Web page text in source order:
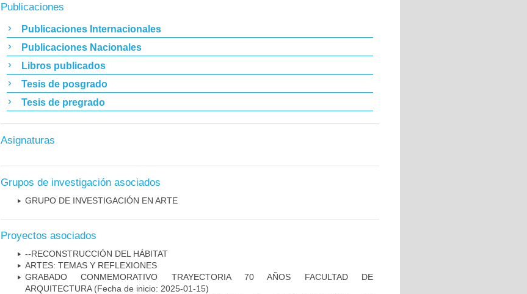
Publicaciones
Publicaciones Internacionales
Publicaciones Nacionales
Libros publicados
Tesis de posgrado
Tesis de pregrado
Asignaturas
Grupos de investigación asociados
GRUPO DE INVESTIGACIÓN EN ARTE
Proyectos asociados
--RECONSTRUCCIÓN DEL HÁBITAT
ARTES: TEMAS Y REFLEXIONES
GRABADO CONMEMORATIVO TRAYECTORIA 70 AÑOS FACULTAD DE
ARQUITECTURA(Fecha de inicio: 2025-01-15)